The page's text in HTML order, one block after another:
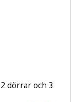
dörrar och 3